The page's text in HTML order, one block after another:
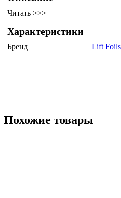
Читать >>>
Характеристики
Бренд Lift Foils
Похожие товары